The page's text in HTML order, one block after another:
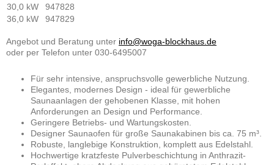
30,0 kW
947828
36,0 kW
947829
Angebot und Beratung unter info@woga-blockhaus.de
oder per Telefon unter 030-6495007
Für sehr intensive, anspruchsvolle gewerbliche Nutzung.
Elegantes, modernes Design - ideal für gewerbliche
Saunaanlagen der gehobenen Klasse, mit hohen
Anforderungen an Design und Performance.
Geringere Betriebs- und Wartungskosten.
Designer Saunaofen für große Saunakabinen bis ca. 75 m³.
Robuste, langlebige Konstruktion, komplett aus Edelstahl.
Hochwertige kratzfeste Pulverbeschichtung in Anthrazit-